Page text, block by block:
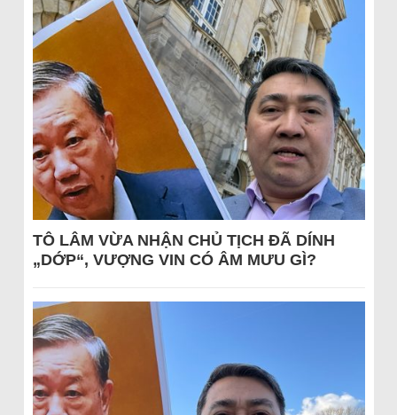
TÔ LÂM VỪA NHẬN CHỦ TỊCH ĐÃ DÍNH
„DỚP“, VƯỢNG VIN CÓ ÂM MƯU GÌ?